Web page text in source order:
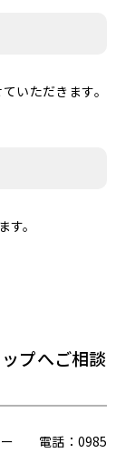
いただきます。
。
プへご相談
ー 電話：0985